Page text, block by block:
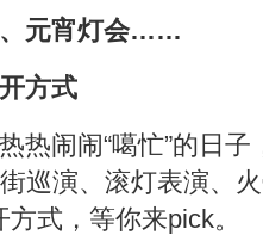
、元宵灯会……
方式
热闹闹“噶忙”的日子
巡演、滚灯表演、
式，等你来pick。